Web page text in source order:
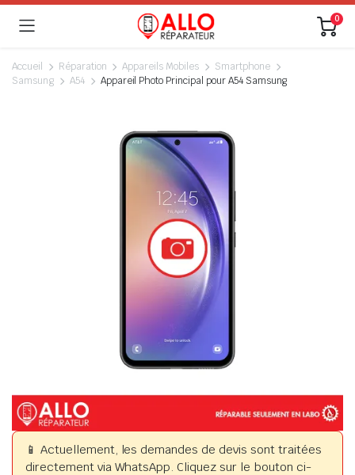
0
Accueil Réparation Appareils Mobiles
Smartphone
Samsung
A54 Appareil Photo Principal pour A54 Samsung
📱 Actuellement, les demandes de devis sont traitées
directement via WhatsApp. Cliquez sur le bouton ci-